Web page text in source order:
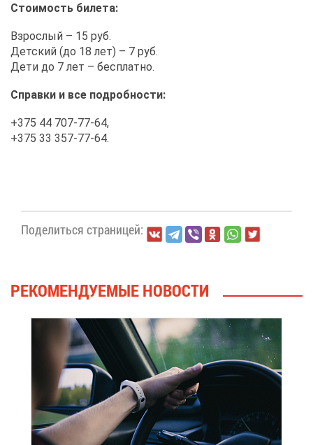
Сто­и­мость би­ле­та:
Взрос­лый – 15 руб.
Дет­ский (до 18 лет) – 7 руб.
Де­ти до 7 лет – бес­плат­но.
Справ­ки и все по­дроб­но­сти:
+375 44 707-77-64,
+375 33 357-77-64.
По­де­лить­ся стра­ни­цей:
РЕ­КО­МЕН­ДУ­Е­МЫЕ НО­ВО­СТИ